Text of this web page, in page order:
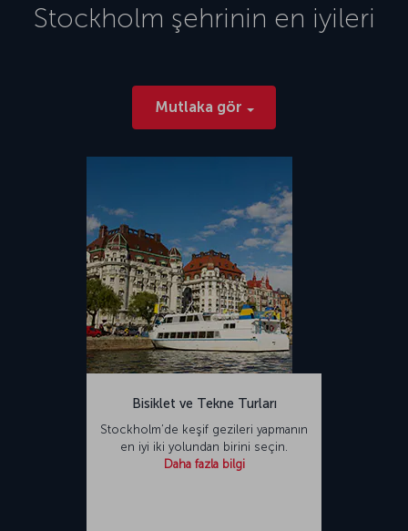
Stockholm şehrinin en iyileri
Mutlaka gör
Bisiklet ve Tekne Turları
Stockholm’de keşif gezileri yapmanın
en iyi iki yolundan birini seçin.
Daha fazla bilgi